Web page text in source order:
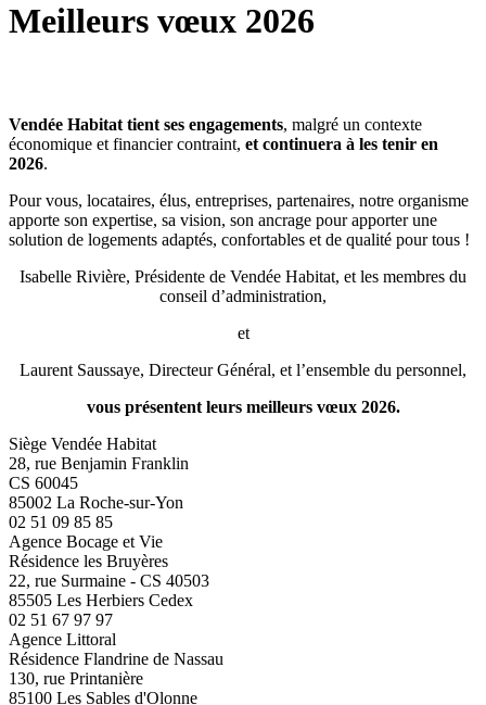
Meilleurs vœux 2026
Vendée Habitat tient ses engagements, malgré un contexte
économique et financier contraint, et continuera à les tenir en
2026.
Pour vous, locataires, élus, entreprises, partenaires, notre organisme
apporte son expertise, sa vision, son ancrage pour apporter une
solution de logements adaptés, confortables et de qualité pour tous !
Isabelle Rivière, Présidente de Vendée Habitat, et les membres du
conseil d’administration,
et
Laurent Saussaye, Directeur Général, et l’ensemble du personnel,
vous présentent leurs meilleurs vœux 2026.
Siège Vendée Habitat
28, rue Benjamin Franklin
CS 60045
85002 La Roche-sur-Yon
02 51 09 85 85
Agence Bocage et Vie
Résidence les Bruyères
22, rue Surmaine - CS 40503
85505 Les Herbiers Cedex
02 51 67 97 97
Agence Littoral
Résidence Flandrine de Nassau
130, rue Printanière
85100 Les Sables d'Olonne